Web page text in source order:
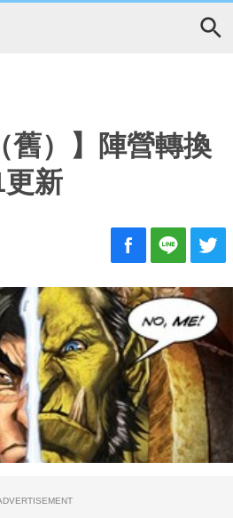
舊）】陣營轉換
新